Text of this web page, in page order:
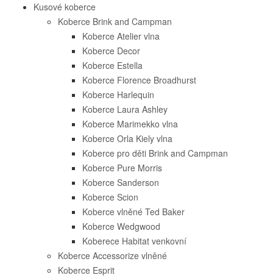
Kusové koberce
Koberce Brink and Campman
Koberce Atelier vlna
Koberce Decor
Koberce Estella
Koberce Florence Broadhurst
Koberce Harlequin
Koberce Laura Ashley
Koberce Marimekko vlna
Koberce Orla Kiely vlna
Koberce pro děti Brink and Campman
Koberce Pure Morris
Koberce Sanderson
Koberce Scion
Koberce vlněné Ted Baker
Koberce Wedgwood
Koberece Habitat venkovní
Koberce Accessorize vlněné
Koberce Esprit